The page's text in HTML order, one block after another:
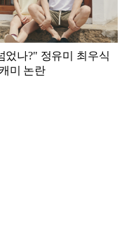
었나?" 정유미 최우식
미 논란